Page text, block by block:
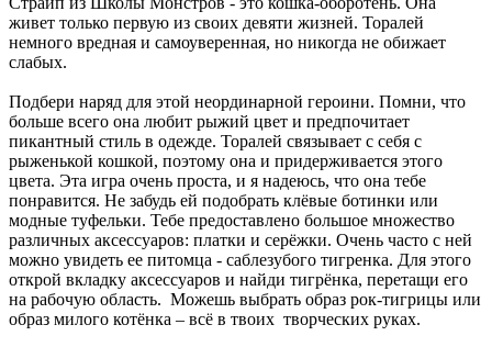
живет только первую из своих девяти жизней. Торалей
немного вредная и самоуверенная, но никогда не обижает
слабых.
Подбери наряд для этой неординарной героини. Помни, что
больше всего она любит рыжий цвет и предпочитает
пикантный стиль в одежде. Торалей связывает с себя с
рыженькой кошкой, поэтому она и придерживается этого
цвета. Эта игра очень проста, и я надеюсь, что она тебе
понравится. Не забудь ей подобрать клёвые ботинки или
модные туфельки. Тебе предоставлено большое множество
различных аксессуаров: платки и серёжки. Очень часто с ней
можно увидеть ее питомца - саблезубого тигренка. Для этого
открой вкладку аксессуаров и найди тигрёнка, перетащи его
на рабочую область. Можешь выбрать образ рок-тигрицы или
образ милого котёнка – всё в твоих творческих руках.